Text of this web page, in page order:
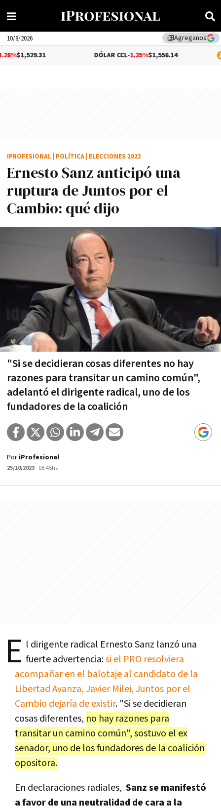
library_addAgreganos
10/8/2026
-1.25%$1,556.14
Ernesto Sanz anticipó una
ruptura de Juntos por el
Cambio: qué dijo
"Si se decidieran cosas diferentes no hay
razones para transitar un camino común",
adelantó el dirigente radical, uno de los
fundadores de la coalición
IPROFESIONAL POLÍTICA ELECCIONES 2023
Por iProfesional
25/10/2023- 08:45hs
E l dirigente radical Ernesto Sanz lanzó una
fuerte advertencia:si el PRO resolviera
acompañar en el balotaje al candidato de la
Libertad Avanza, Javier Milei, Juntos por el
Cambio dejaría de existir. "Si se decidieran
cosas diferentes, no hay razones para
transitar un camino común", sostuvo el ex
senador, uno de los fundadores de la coalición
opositora.
En declaraciones radiales, Sanz se manifestó
a favor de una neutralidad de cara a la